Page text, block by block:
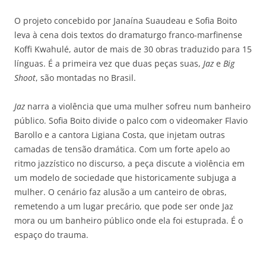
O projeto concebido por Janaína Suaudeau e Sofia Boito
leva à cena dois textos do dramaturgo franco-marfinense
Koffi Kwahulé, autor de mais de 30 obras traduzido para 15
línguas. É a primeira vez que duas peças suas, Jaz e Big
Shoot, são montadas no Brasil.
Jaz narra a violência que uma mulher sofreu num banheiro
público. Sofia Boito divide o palco com o videomaker Flavio
Barollo e a cantora Ligiana Costa, que injetam outras
camadas de tensão dramática. Com um forte apelo ao
ritmo jazzístico no discurso, a peça discute a violência em
um modelo de sociedade que historicamente subjuga a
mulher. O cenário faz alusão a um canteiro de obras,
remetendo a um lugar precário, que pode ser onde Jaz
mora ou um banheiro público onde ela foi estuprada. É o
espaço do trauma.